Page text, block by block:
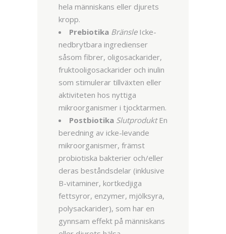
hela människans eller djurets
kropp.
Prebiotika BränsleIcke-
nedbrytbara ingredienser
såsom fibrer, oligosackarider,
fruktooligosackarider och inulin
som stimulerar tillväxten eller
aktiviteten hos nyttiga
mikroorganismer i tjocktarmen.
Postbiotika SlutproduktEn
beredning av icke-levande
mikroorganismer, främst
probiotiska bakterier och/eller
deras beståndsdelar (inklusive
B-vitaminer, kortkedjiga
fettsyror, enzymer, mjölksyra,
polysackarider), som har en
gynnsam effekt på människans